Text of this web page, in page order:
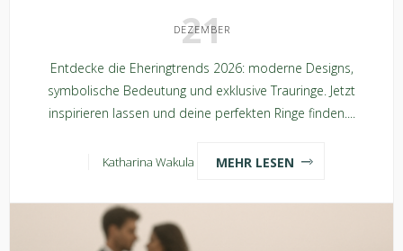
21
DEZEMBER
Entdecke die Eheringtrends 2026: moderne Designs,
symbolische Bedeutung und exklusive Trauringe. Jetzt
inspirieren lassen und deine perfekten Ringe finden....
Katharina Wakula MEHR LESEN